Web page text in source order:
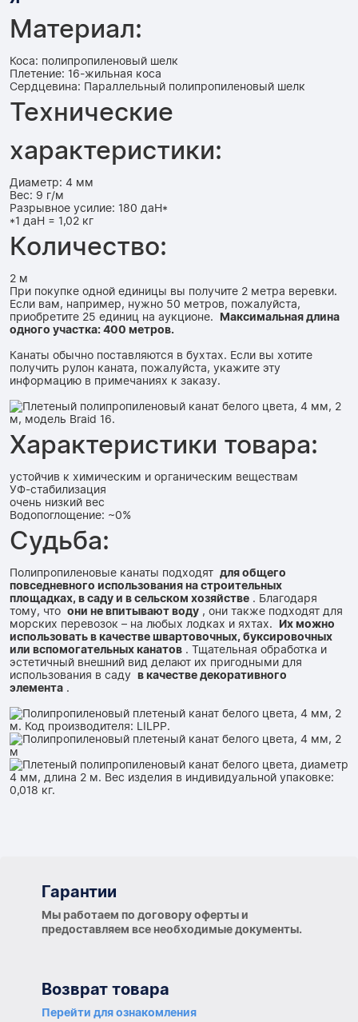
Материал:
Коса: полипропиленовый шелк
Плетение: 16-жильная коса
Сердцевина: Параллельный полипропиленовый шелк
Технические
характеристики:
Диаметр: 4 мм
Вес: 9 г/м
Разрывное усилие: 180 даН*
*1 даН = 1,02 кг
Количество:
2 м
При покупке одной единицы вы получите 2 метра веревки.
Если вам, например, нужно 50 метров, пожалуйста,
приобретите 25 единиц на аукционе. Максимальная длина
одного участка: 400 метров.
Канаты обычно поставляются в бухтах. Если вы хотите
получить рулон каната, пожалуйста, укажите эту
информацию в примечаниях к заказу.
Характеристики товара:
устойчив к химическим и органическим веществам
УФ-стабилизация
очень низкий вес
Водопоглощение: ~0%
Судьба:
Полипропиленовые канаты подходят для общего
повседневного использования на строительных
площадках, в саду и в сельском хозяйстве . Благодаря
тому, что они не впитывают воду , они также подходят для
морских перевозок – на любых лодках и яхтах. Их можно
использовать в качестве швартовочных, буксировочных
или вспомогательных канатов . Тщательная обработка и
эстетичный внешний вид делают их пригодными для
использования в саду в качестве декоративного
элемента .
Гарантии
Мы работаем по договору оферты и
предоставляем все необходимые документы.
Возврат товара
Перейти для ознакомления